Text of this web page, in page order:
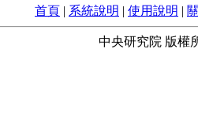
首頁 | 系統說明 | 使用說明 |
中央研究院 版權